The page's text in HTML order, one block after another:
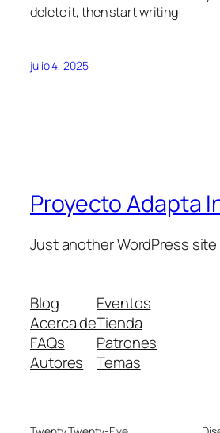
delete it, then start writing!
julio 4, 2025
Proyecto Adapta
Just another WordPress site
Blog
Acerca de
FAQs
Autores
Eventos
Tienda
Patrones
Temas